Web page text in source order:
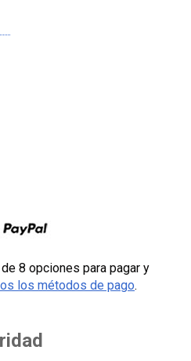
8 opciones para pagar y
los métodos de pago.